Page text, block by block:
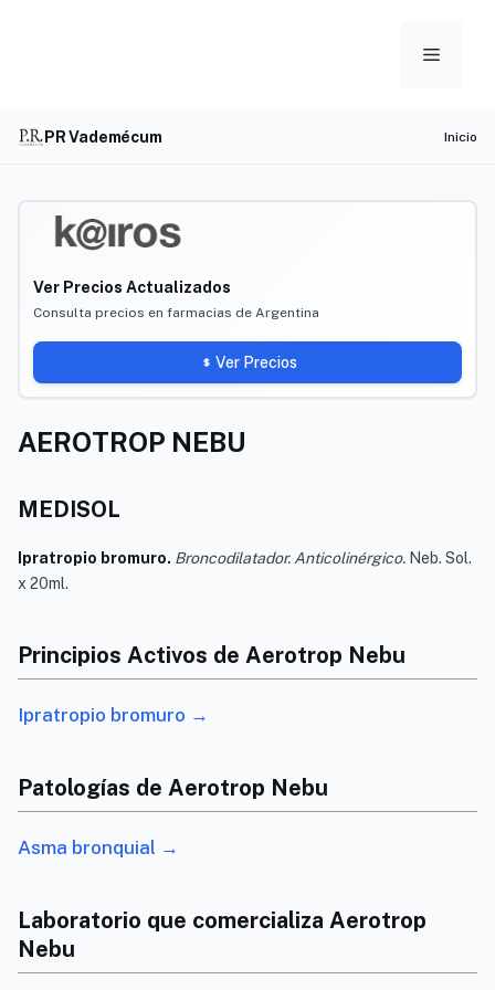
Menu
PR Vademécum Inicio
Ver Precios Actualizados
Consulta precios en farmacias de Argentina
Ver Precios
AEROTROP NEBU
MEDISOL
Ipratropio bromuro. Broncodilatador. Anticolinérgico. Neb. Sol.
x 20ml.
Principios Activos de Aerotrop Nebu
Ipratropio bromuro →
Patologías de Aerotrop Nebu
Asma bronquial →
Laboratorio que comercializa Aerotrop
Nebu